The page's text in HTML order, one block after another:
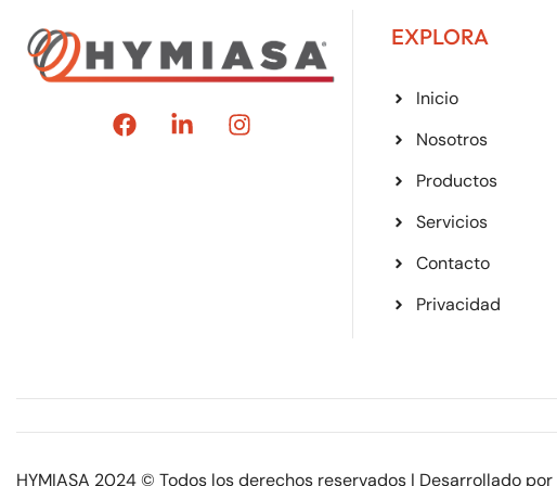
EXPLORA
Inicio
Nosotros
Productos
Servicios
Contacto
Privacidad
HYMIASA 2024 © Todos los derechos reservados | Desarrollado por